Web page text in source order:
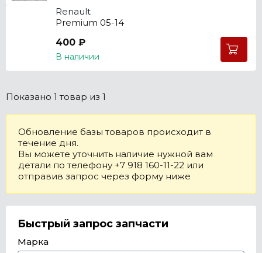
Renault
Premium 05-14
400 ₽
В наличии
Показано 1 товар из 1
Обновление базы товаров происходит в
течение дня.
Вы можете уточнить наличие нужной вам
детали по телефону +7 918 160-11-22 или
отправив запрос через форму ниже
Быстрый запрос запчасти
Марка